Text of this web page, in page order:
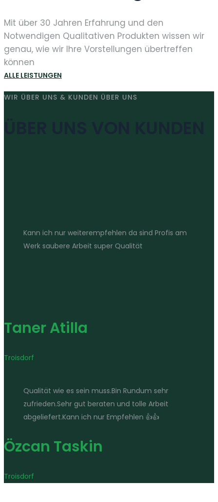
Mit über 30 Jahren Erfahrung und den
Notwendigen Qualitativen Produkten wissen wir
genau, wie wir Ihre Vorstellungen übertreffen
können
ALLE LEISTUNGEN
WIR ÜBER UNS & KUNDEN ÜBER UNS
Kann ich nur weiterempfehlen da sind Profis am
Werk saubere Arbeit super Qualität
Taner Atilla
Troisdorf
Qualität wie es sein muss.Bin Rundum sehr
zufrieden.Sehr gut beraten und tolle Arbeit
abgeliefert.Kann ich nur Empfehlen 👍👍
Özcan Taskin
Troisdorf